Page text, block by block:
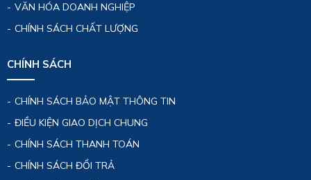
VĂN HÓA DOANH NGHIỆP
CHÍNH SÁCH CHẤT LƯỢNG
CHÍNH SÁCH
CHÍNH SÁCH BẢO MẬT THÔNG TIN
ĐIỀU KIỆN GIAO DỊCH CHUNG
CHÍNH SÁCH THANH TOÁN
CHÍNH SÁCH ĐỔI TRẢ